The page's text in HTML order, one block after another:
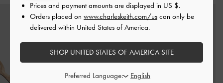
Prices and payment amounts are displayed in US $.
Orders placed on www.charleskeith.com/us can only be
delivered within United States of America.
SHOP UNITED STATES OF AMERICA SITE
Preferred Language: